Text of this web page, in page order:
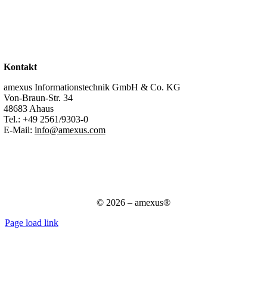
Kontakt
amexus Informationstechnik GmbH & Co. KG
Von-Braun-Str. 34
48683 Ahaus
Tel.: +49 2561/9303-0
E-Mail: info@amexus.com
© 2026 – amexus®
Page load link